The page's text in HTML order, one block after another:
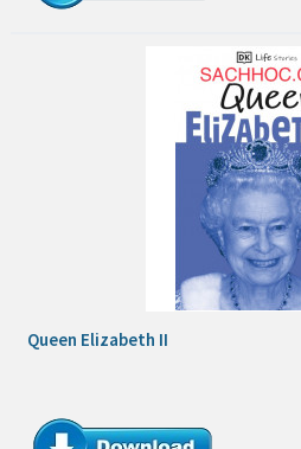
Queen Elizabeth II